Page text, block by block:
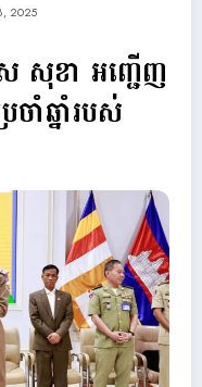
2025
សុខា អញ្ជើញ
ាំឆ្នាំរបស់